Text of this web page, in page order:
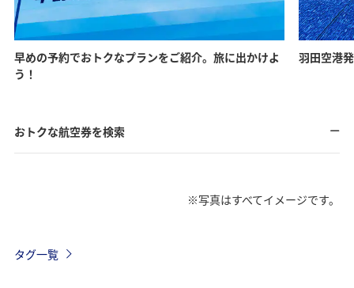
早めの予約でおトクなプランをご紹介。旅に出かけよ
う！
羽田空港
おトクな航空券を検索
※写真はすべてイメージです。
タグ一覧